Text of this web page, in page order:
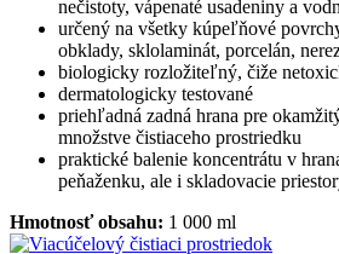
nečistoty, vápenaté usadeniny a
určený na všetky kúpeľňové
obklady, sklolaminát, porcelán,
biologicky rozložiteľný, čiže
dermatologicky testované
priehľadná zadná hrana pre
množstve čistiaceho prostriedku
praktické balenie koncentrátu v
peňaženku, ale i skladovacie
Hmotnosť obsahu: 1 000 ml